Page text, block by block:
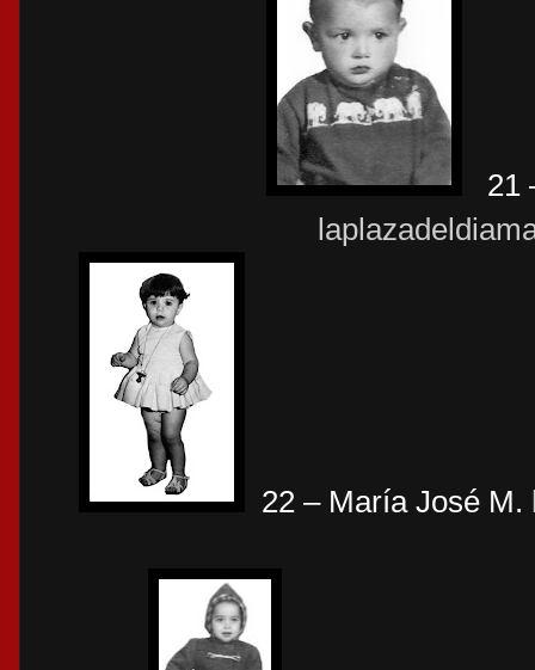
21
22 – María José M.